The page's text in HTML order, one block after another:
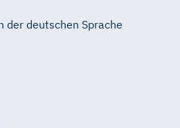
der deutschen Sprache